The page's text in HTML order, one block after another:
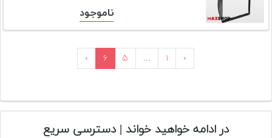
ناموجود
‹ ۱ ... ۵ ۶ ›
در ادامه خواهید خواند | دسترسی سریع